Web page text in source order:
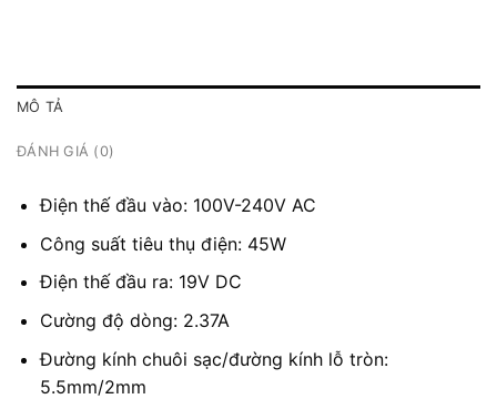
MÔ TẢ
ĐÁNH GIÁ (0)
Điện thế đầu vào: 100V-240V AC
Công suất tiêu thụ điện: 45W
Điện thế đầu ra: 19V DC
Cường độ dòng: 2.37A
Đường kính chuôi sạc/đường kính lỗ tròn:
5.5mm/2mm